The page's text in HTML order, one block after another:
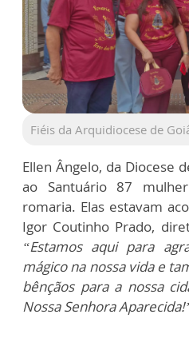
Fiéis da Arquidiocese de
Ellen Ângelo, da Diocese
ao Santuário 87
romaria. Elas estavam
Igor Coutinho Prado,
“Estamos aqui para
mágico na nossa vida e
bênçãos para a nossa
Nossa Senhora